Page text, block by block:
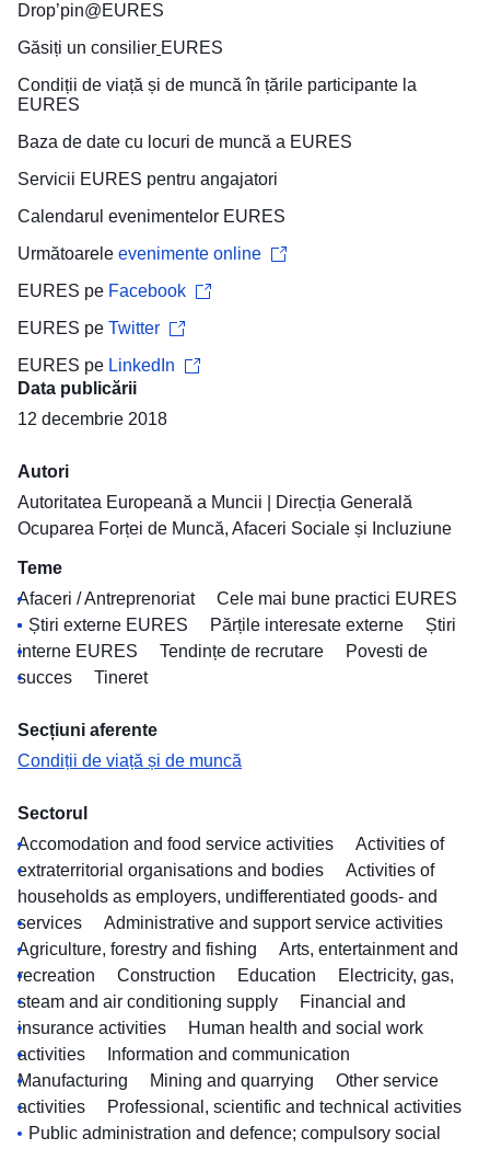
Drop’pin@EURES
Găsiți un consilier EURES
Condiții de viață și de muncă în țările participante la
EURES
Baza de date cu locuri de muncă a EURES
Servicii EURES pentru angajatori
Calendarul evenimentelor EURES
Următoarele evenimente online
EURES pe Facebook
EURES pe Twitter
EURES pe LinkedIn
Data publicării
12 decembrie 2018
Autori
Autoritatea Europeană a Muncii
Direcția Generală
Ocuparea Forței de Muncă, Afaceri Sociale și Incluziune
Teme
Afaceri / Antreprenoriat
Cele mai bune practici EURES
Știri externe EURES
Părțile interesate externe
Știri
interne EURES
Tendințe de recrutare
Povesti de
succes
Tineret
Secțiuni aferente
Condiții de viață și de muncă
Sectorul
Accomodation and food service activities
Activities of
extraterritorial organisations and bodies
Activities of
households as employers, undifferentiated goods- and
services
Administrative and support service activities
Agriculture, forestry and fishing
Arts, entertainment and
recreation
Construction Education
Electricity, gas,
steam and air conditioning supply
Financial and
insurance activities
Human health and social work
activities
Information and communication
Manufacturing
Mining and quarrying
Other service
activities
Professional, scientific and technical activities
Public administration and defence; compulsory social